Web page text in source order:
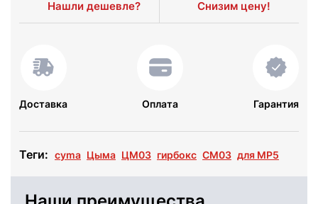
Нашли дешевле? Снизим цену!
Доставка Оплата Гарантия
Теги: cyma Цыма ЦМ03 гирбокс CM03 для MP5